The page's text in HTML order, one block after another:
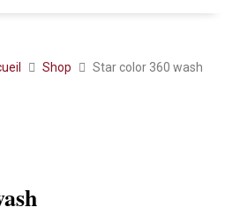
Shop Star color 360 wash